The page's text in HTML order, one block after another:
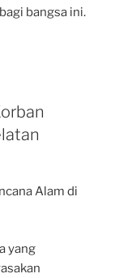
bangsa ini.
Alam di
yang